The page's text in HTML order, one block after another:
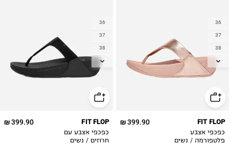
36
37
38
39
42
399.90 ₪ FIT FLOP
כפכפי אצבע
פלטפורמה / נשים
36
37
38
39
42
399.90 ₪ FIT FLOP
כפכפי אצבע עם
חרוזים / נשים